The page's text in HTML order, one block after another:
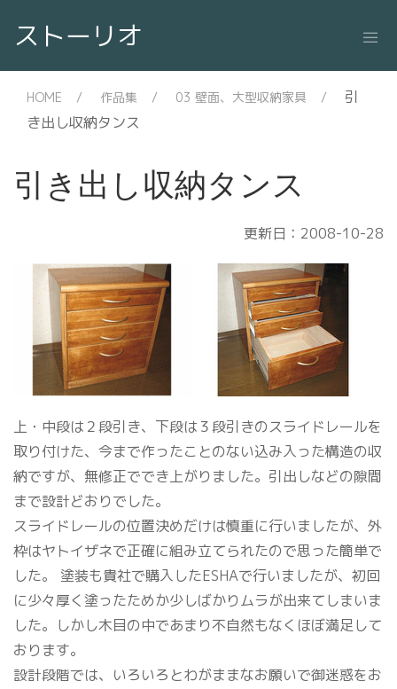
ストーリオ
HOME 作品集 03 壁面、大型収納家具
引
き出し収納タンス
引き出し収納タンス
更新日：2008-10-28
上・中段は２段引き、下段は３段引きのスライドレールを
取り付けた、今まで作ったことのない込み入った構造の収
納ですが、無修正ででき上がりました。引出しなどの隙間
まで設計どおりでした。
スライドレールの位置決めだけは慎重に行いましたが、外
枠はヤトイザネで正確に組み立てられたので思った簡単で
した。 塗装も貴社で購入したESHAで行いましたが、初回
に少々厚く塗ったためか少しばかりムラが出来てしまいま
した。しかし木目の中であまり不自然もなくほぼ満足して
おります。
設計段階では、いろいろとわがままなお願いで御迷惑をお